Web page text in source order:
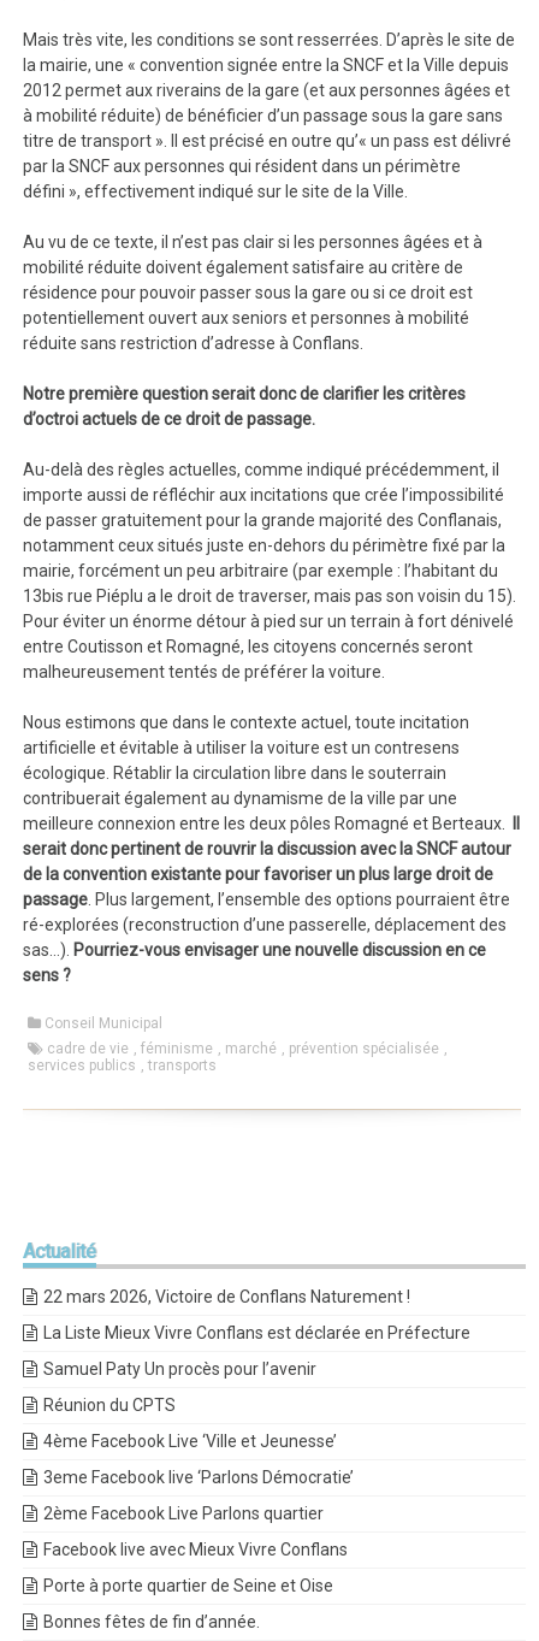
Mais très vite, les conditions se sont resserrées. D’après le site de
la mairie, une « convention signée entre la SNCF et la Ville depuis
2012 permet aux riverains de la gare (et aux personnes âgées et
à mobilité réduite) de bénéficier d’un passage sous la gare sans
titre de transport ». Il est précisé en outre qu’« un pass est délivré
par la SNCF aux personnes qui résident dans un périmètre
défini », effectivement indiqué sur le site de la Ville.
Au vu de ce texte, il n’est pas clair si les personnes âgées et à
mobilité réduite doivent également satisfaire au critère de
résidence pour pouvoir passer sous la gare ou si ce droit est
potentiellement ouvert aux seniors et personnes à mobilité
réduite sans restriction d’adresse à Conflans.
Notre première question serait donc de clarifier les critères
d’octroi actuels de ce droit de passage.
Au-delà des règles actuelles, comme indiqué précédemment, il
importe aussi de réfléchir aux incitations que crée l’impossibilité
de passer gratuitement pour la grande majorité des Conflanais,
notamment ceux situés juste en-dehors du périmètre fixé par la
mairie, forcément un peu arbitraire (par exemple : l’habitant du
13bis rue Piéplu a le droit de traverser, mais pas son voisin du 15).
Pour éviter un énorme détour à pied sur un terrain à fort dénivelé
entre Coutisson et Romagné, les citoyens concernés seront
malheureusement tentés de préférer la voiture.
Nous estimons que dans le contexte actuel, toute incitation
artificielle et évitable à utiliser la voiture est un contresens
écologique. Rétablir la circulation libre dans le souterrain
contribuerait également au dynamisme de la ville par une
meilleure connexion entre les deux pôles Romagné et Berteaux.
serait donc pertinent de rouvrir la discussion avec la SNCF autour
de la convention existante pour favoriser un plus large droit de
passage . Plus largement, l’ensemble des options pourraient être
ré-explorées (reconstruction d’une passerelle, déplacement des
sas…). Pourriez-vous envisager une nouvelle discussion en ce
sens ?
Conseil Municipal
cadre de vie ,féminisme , marché , prévention spécialisée ,
services publics ,transports
Actualité
22 mars 2026, Victoire de Conflans Naturement !
La Liste Mieux Vivre Conflans est déclarée en Préfecture
Samuel Paty Un procès pour l’avenir
Réunion du CPTS
4ème Facebook Live ‘Ville et Jeunesse’
3eme Facebook live ‘Parlons Démocratie’
2ème Facebook Live Parlons quartier
Facebook live avec Mieux Vivre Conflans
Porte à porte quartier de Seine et Oise
Bonnes fêtes de fin d’année.